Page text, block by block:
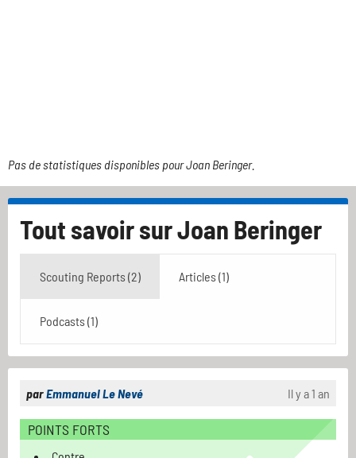
Pas de statistiques disponibles pour Joan Beringer.
Tout savoir surJoan Beringer
Scouting Reports (2) Articles (1)
Podcasts (1)
parEmmanuel Le Nevé Il y a 1 an
POINTS FORTS